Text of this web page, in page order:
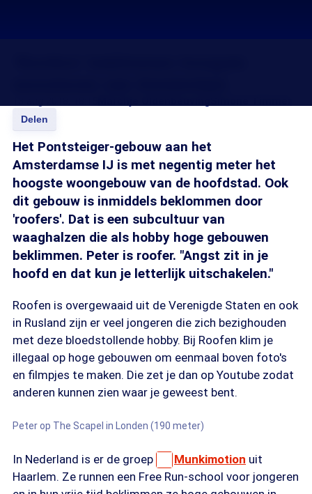
Delen
Het Pontsteiger-gebouw aan het
Amsterdamse IJ is met negentig meter het
hoogste woongebouw van de hoofdstad. Ook
dit gebouw is inmiddels beklommen door
'roofers'. Dat is een subcultuur van
waaghalzen die als hobby hoge gebouwen
beklimmen. Peter is roofer. "Angst zit in je
hoofd en dat kun je letterlijk uitschakelen."
Roofen is overgewaaid uit de Verenigde Staten en ook
in Rusland zijn er veel jongeren die zich bezighouden
met deze bloedstollende hobby. Bij Roofen klim je
illegaal op hoge gebouwen om eenmaal boven foto's
en filmpjes te maken. Die zet je dan op Youtube zodat
anderen kunnen zien waar je geweest bent.
Peter op The Scapel in Londen (190 meter)
In Nederland is er de groep Munkimotion uit
Haarlem. Ze runnen een Free Run-school voor jongeren